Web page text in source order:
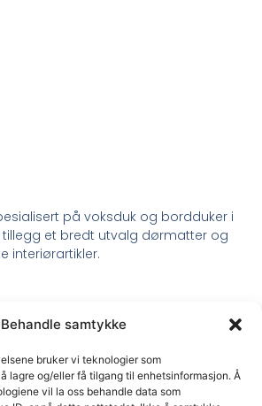
Behandle samtykke
bruker vi teknologier som
lagre og/eller få tilgang til enhetsinformasjon. Å
vil la oss behandle data som
på voksduk og bordduker i
tillegg et bredt utvalg dørmatter og
interiørartikler.